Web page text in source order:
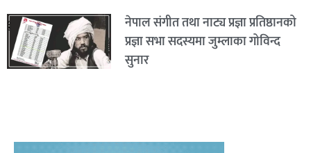
नेपाल संगीत तथा नाट्य प्रज्ञा प्रतिष्ठानको
प्रज्ञा सभा सदस्यमा जुम्लाका गोविन्द
सुनार